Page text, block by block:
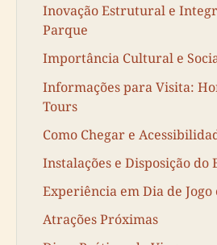
Inovação Estrutural e
Parque
Importância Cultural e
Informações para Visita:
Tours
Como Chegar e
Instalações e Disposição do
Experiência em Dia de Jogo
Atrações Próximas